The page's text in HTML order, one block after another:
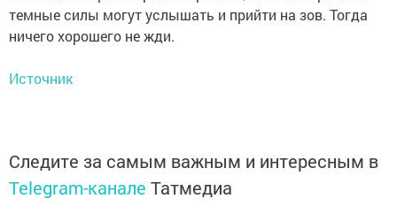
темные силы могут услышать и прийти на зов. Тогда
ничего хорошего не жди.
Источник
Следите за самым важным и интересным в
Telegram-канале Татмедиа